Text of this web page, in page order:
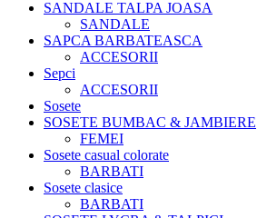
SANDALE TALPA JOASA
SANDALE
SAPCA BARBATEASCA
ACCESORII
Sepci
ACCESORII
Sosete
SOSETE BUMBAC & JAMBIERE
FEMEI
Sosete casual colorate
BARBATI
Sosete clasice
BARBATI